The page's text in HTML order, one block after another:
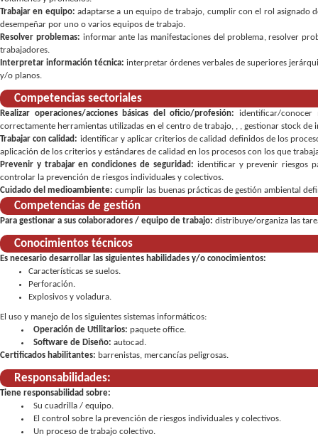
Trabajar en equipo: adaptarse a un equipo de trabajo, cumplir con el rol asignado
desempeñar por uno o varios equipos de trabajo
Resolver problemas: informar ante las manifestaciones del problema,resolver
trabajadores
Interpretar información técnica: interpretar órdenes verbales de superiores
y/o planos
Competencias sectoriales
Realizar operaciones/acciones básicas del oficio/profesión:
identificar/conocer
correctamente herramientas utilizadas en el centro de trabajo, ,
gestionar stock de
Trabajar con calidad: identificar y aplicar criterios de calidad definidos de los
aplicación de los criterios y estándares de calidad en los procesos con los que
Prevenir y trabajar en condiciones de seguridad: identificar y prevenir riesgos
controlar la prevención de riesgos individuales y colectivos
Cuidado del medioambiente: cumplir las buenas prácticas de gestión ambiental
Competencias de gestión
Para gestionar a sus colaboradores / equipo de trabajo: distribuye/organiza las
Conocimientos técnicos
Es necesario desarrollar las siguientes habilidades y/o conocimientos:
Características se suelos.
Perforación.
Explosivos y voladura.
El uso y manejo de los siguientes sistemas informáticos:
Operación de Utilitarios: paquete office.
Software de Diseño: autocad.
Certificados habilitantes: barrenistas, mercancías peligrosas
Responsabilidades:
Tiene responsabilidad sobre:
Su cuadrilla / equipo
El control sobre la prevención de riesgos individuales y colectivos
Un proceso de trabajo colectivo